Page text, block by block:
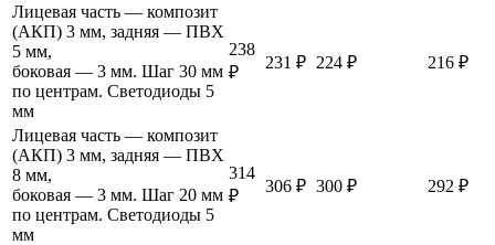
Лицевая часть — композит
(АКП) 3 мм, задняя — ПВХ
5 мм,
боковая — 3 мм. Шаг 30 мм
по центрам. Светодиоды 5
мм
238
₽
231 ₽ 224 ₽ 216 ₽
Лицевая часть — композит
(АКП) 3 мм, задняя — ПВХ
8 мм,
боковая — 3 мм. Шаг 20 мм
по центрам. Светодиоды 5
мм
314
₽
306 ₽ 300 ₽ 292 ₽